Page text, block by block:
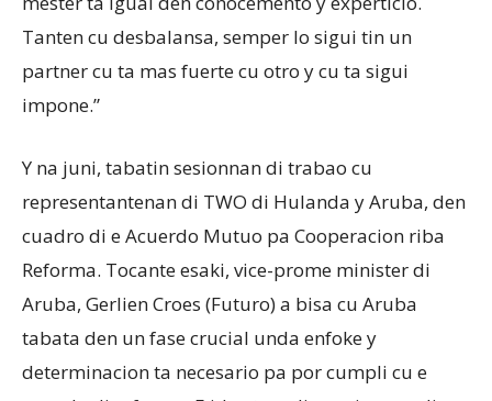
Tanten cu desbalansa, semper lo sigui tin un
partner cu ta mas fuerte cu otro y cu ta sigui
impone.”
Y na juni, tabatin sesionnan di trabao cu
representantenan di TWO di Hulanda y Aruba, den
cuadro di e Acuerdo Mutuo pa Cooperacion riba
Reforma. Tocante esaki, vice-prome minister di
Aruba, Gerlien Croes (Futuro) a bisa cu Aruba
tabata den un fase crucial unda enfoke y
determinacion ta necesario pa por cumpli cu e